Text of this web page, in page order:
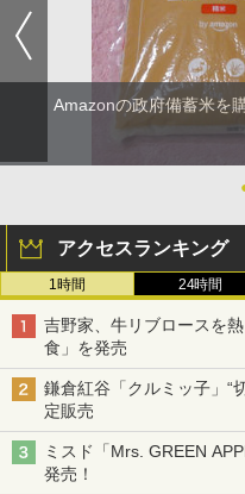
Amazonの政府備蓄米を
アクセスランキング
1時間 24時間
吉野家、牛リブロースを
食」を発売
鎌倉紅谷「クルミッ子」“
定販売
ミスド「Mrs. GREEN
発売！